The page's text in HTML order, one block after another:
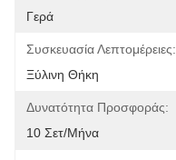
Γερά
Συσκευασία Λεπτομέρειες:
Ξύλινη Θήκη
Δυνατότητα Προσφοράς:
10 Σετ/μήνα